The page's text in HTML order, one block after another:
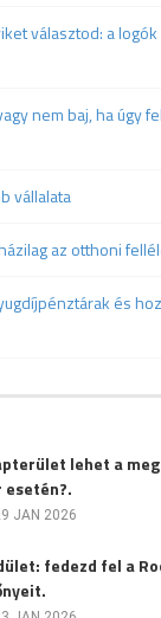
választod: a logók
nem baj, ha úgy
vállalata
az otthoni
és
lehet a
JAN 2026
fedezd fel a